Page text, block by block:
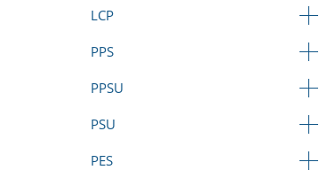
LCP
PPS
PPSU
PSU
PES